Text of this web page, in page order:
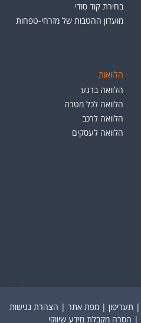
בחירת קוד סודי
מועדון ההטבות של מזרחי-טפחות
הלוואות
הלוואה ברגע
הלוואה לכל מטרה
הלוואה לרכב
הלוואה לעסקים
| תעריפון | מפת אתר | הצהרת נגישות
| הסרה מקבלת מידע שיווקי